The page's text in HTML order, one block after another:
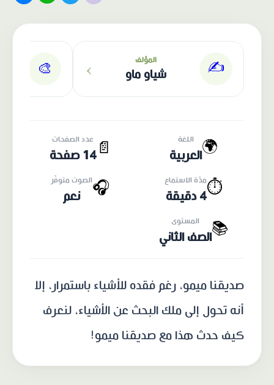
✍️ المؤلف
شياو ماو ›
🎨
🌍 اللغة
العربية 📄
عدد الصفحات
14 صفحة
⏱️مدّة الاستماع
4 دقيقة
🎧الصوت متوفّر
نعم
📚 المستوى
الصف الثاني
صديقنا ميمو، رغم فقده للأشياء باستمرار، إلا
أنه تحول إلى ملك البحث عن الأشياء، لنعرف
كيف حدث هذا مع صديقنا ميمو!